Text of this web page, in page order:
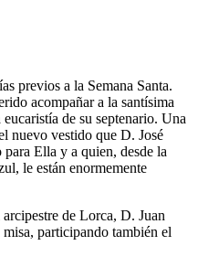
previos a la Semana Santa.
acompañar a la santísima
de su septenario. Una
nuevo vestido que D. José
Ella y a quien, desde la
le están enormemente
de Lorca, D. Juan
participando también el